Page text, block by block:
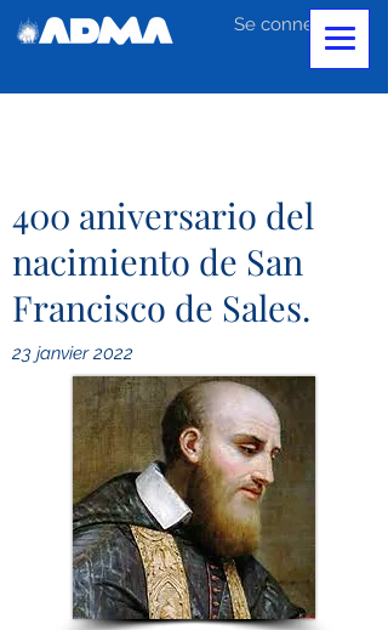
Se connecter
400 aniversario del
nacimiento de San
Francisco de Sales.
23 janvier 2022